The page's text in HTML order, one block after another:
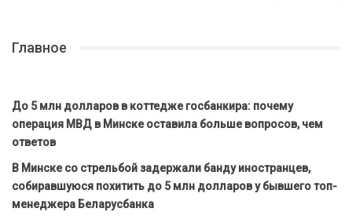
Главное
До 5 млн долларов в коттедже госбанкира: почему
операция МВД в Минске оставила больше вопросов, чем
ответов
В Минске со стрельбой задержали банду иностранцев,
собиравшуюся похитить до 5 млн долларов у бывшего топ-
менеджера Беларусбанка